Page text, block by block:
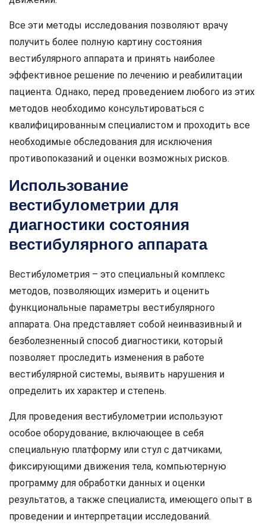
Все эти методы исследования позволяют врачу
получить более полную картину состояния
вестибулярного аппарата и принять наиболее
эффективное решение по лечению и реабилитации
пациента. Однако, перед проведением любого из этих
методов необходимо консультироваться с
квалифицированным специалистом и проходить все
необходимые обследования для исключения
противопоказаний и оценки возможных рисков.
Использование
вестибулометрии для
диагностики состояния
вестибулярного аппарата
Вестибулометрия – это специальный комплекс
методов, позволяющих измерить и оценить
функциональные параметры вестибулярного
аппарата. Она представляет собой неинвазивный и
безболезненный способ диагностики, который
позволяет проследить изменения в работе
вестибулярной системы, выявить нарушения и
определить их характер и степень.
Для проведения вестибулометрии используют
особое оборудование, включающее в себя
специальную платформу или стул с датчиками,
фиксирующими движения тела, компьютерную
программу для обработки данных и оценки
результатов, а также специалиста, имеющего опыт в
проведении и интерпретации исследований.